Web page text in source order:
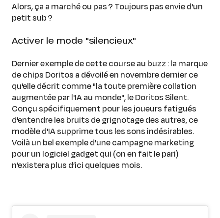
Alors, ça a marché ou pas ? Toujours pas envie d'un
petit sub ?
Activer le mode "silencieux"
Dernier exemple de cette course au buzz : la marque
de chips Doritos a dévoilé en novembre dernier ce
qu'elle décrit comme "la toute première collation
augmentée par l'IA au monde", le Doritos Silent.
Conçu spécifiquement pour les joueurs fatigués
d'entendre les bruits de grignotage des autres, ce
modèle d'IA supprime tous les sons indésirables.
Voilà un bel exemple d'une campagne marketing
pour un logiciel gadget qui (on en fait le pari)
n’existera plus d’ici quelques mois.